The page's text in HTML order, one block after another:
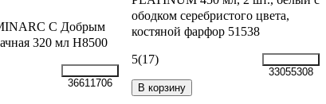
С Добрым
320 мл H8500
36611706
ободком серебристого цвета,
костяной фарфор 51538
5(17)
33055308
В корзину